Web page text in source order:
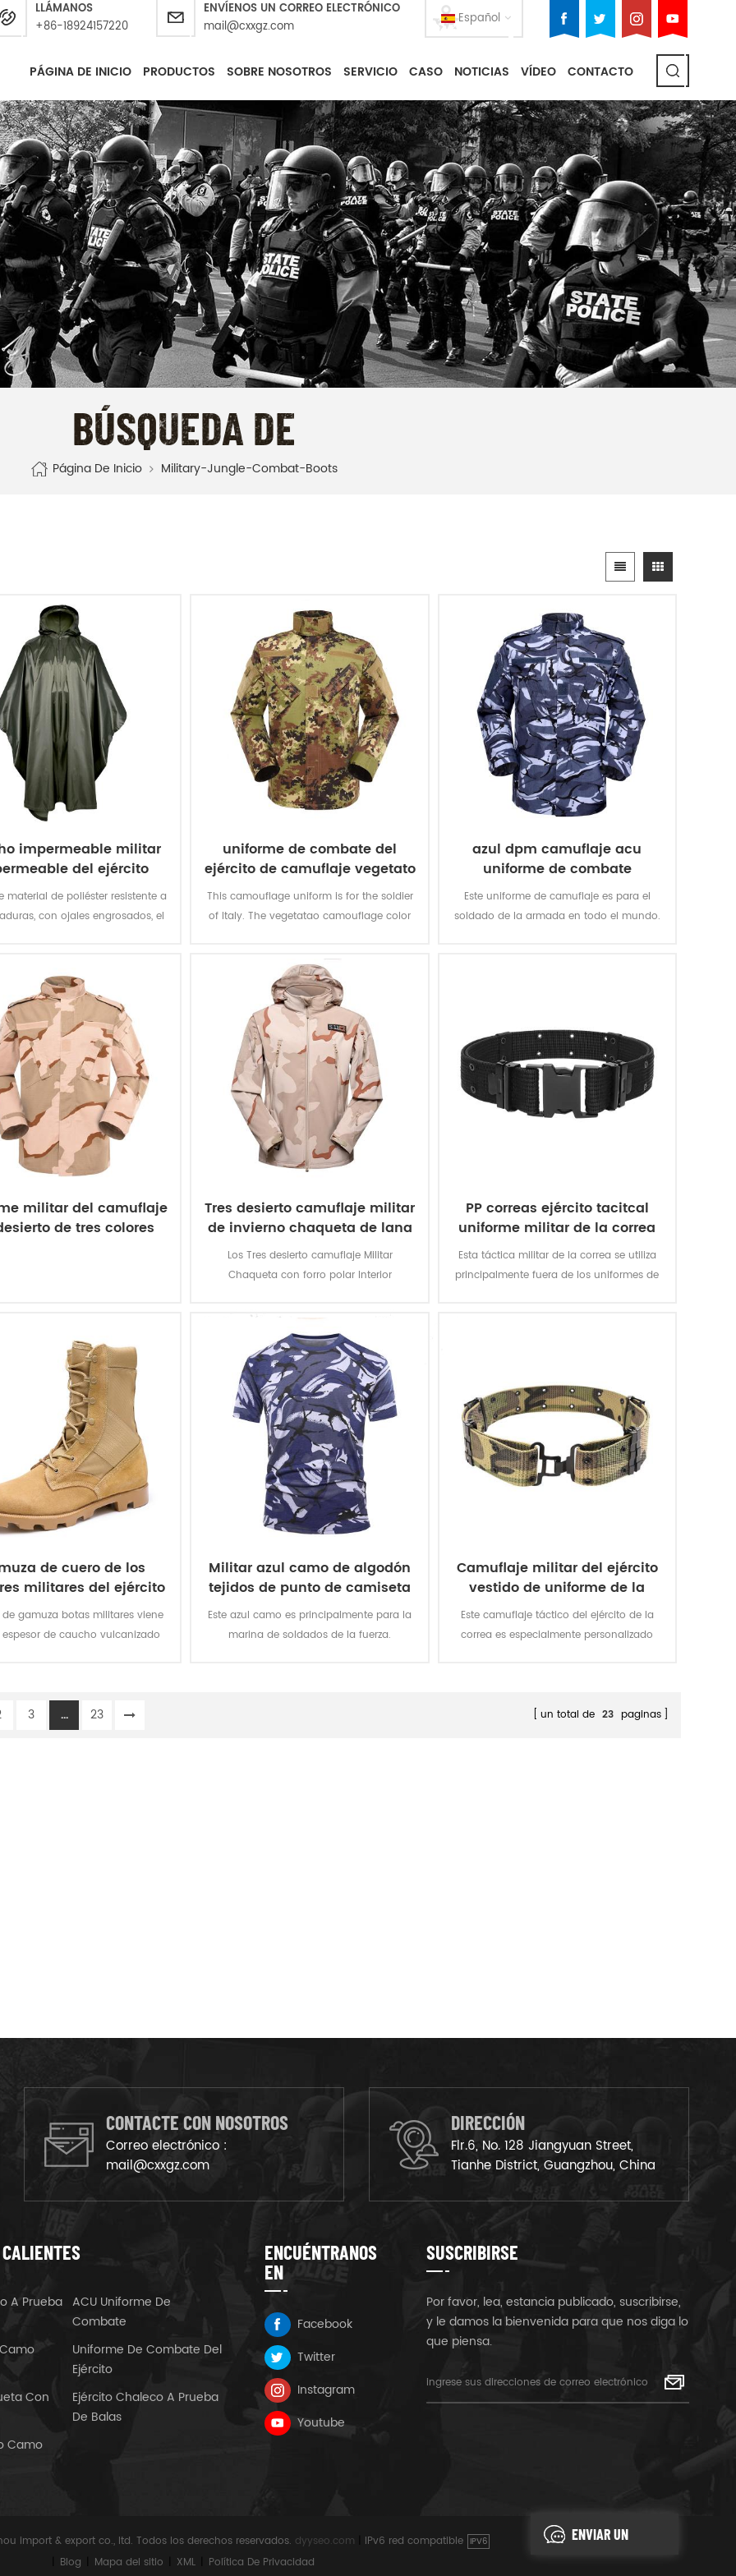
Español
LLÁMANOS
+86-18924157220
ENVÍENOS UN CORREO ELECTRÓNICO
mail@cxxgz.com
PÁGINA DE INICIO PRODUCTOS SOBRE NOSOTROS SERVICIO CASO NOTICIAS VÍDEO CONTACTO
BÚSQUEDA DE
Página De Inicio Military-Jungle-Combat-Boots
impermeable militar
del ejército
poncho
material de poliéster resistente a
con ojales engrosados, el
al agua de forma permanente y
resistente a la abrasión y
al desgarro.
uniforme de combate del
ejército de camuflaje vegetato
italiano
This camouflage uniform is for the soldier
of Italy. The vegetatao camouflage color
environment.
azul dpm camuflaje acu
uniforme de combate
Este uniforme de camuflaje es para el
soldado de la armada en todo el mundo.
militar del camuflaje
de tres colores
Tres desierto camuflaje militar
de invierno chaqueta de lana
Los Tres desierto camuflaje Militar
Chaqueta con forro polar Interior
principal material es 100% poliéster, el
proceso de tejido es el tejido.
PP correas ejército tacitcal
uniforme militar de la correa
Esta táctica militar de la correa se utiliza
principalmente fuera de los uniformes de
de cuero de los
militares del ejército
de botas
de gamuza botas militares viene
de caucho vulcanizado
de la consecución de una buena
cómodo, transpirable.
Militar azul camo de algodón
tejidos de punto de camiseta
Este azul camo es principalmente para la
marina de soldados de la fuerza.
Camuflaje militar del ejército
vestido de uniforme de la
correa
Este camuflaje táctico del ejército de la
correa es especialmente personalizado
3 ... 23 un total de 23 paginas
CONTACTE CON NOSOTROS
Correo electrónico :
mail@cxxgz.com
DIRECCIÓN
Flr.6, No. 128 Jiangyuan Street,
Tianhe District, Guangzhou, China
A Prueba
Con
Camo
ACU Uniforme De
Combate
Uniforme De Combate Del
Ejército
Ejército Chaleco A Prueba
De Balas
ENCUÉNTRANOS
EN
Facebook
Twitter
Instagram
Youtube
SUSCRIBIRSE
Por favor, lea, estancia publicado, suscribirse,
y le damos la bienvenida para que nos diga lo
que piensa.
import & export co., ltd. Todos los derechos reservados. dyyseo.com IPv6 red compatible IPV6
Blog Mapa del sitio XML Política De Privacidad
ENVIAR UN